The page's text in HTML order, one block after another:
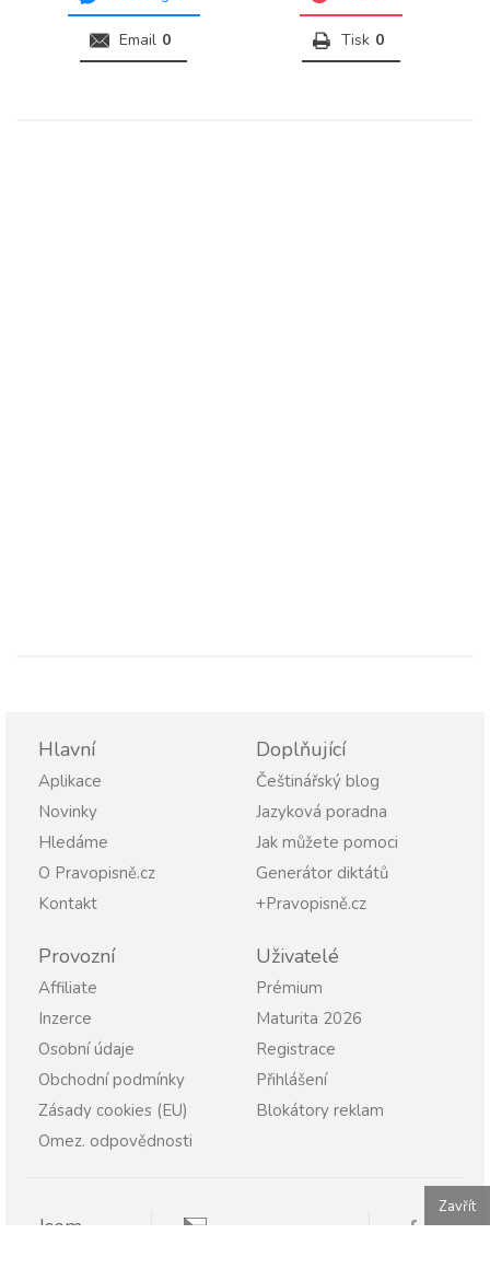
Email 0 Tisk 0
Hlavní
Aplikace
Novinky
Hledáme
O Pravopisně.cz
Kontakt
Doplňující
Češtinářský blog
Jazyková poradna
Jak můžete pomoci
Generátor diktátů
+Pravopisně.cz
Provozní
Affiliate
Inzerce
Osobní údaje
Obchodní podmínky
Zásady cookies (EU)
Omez. odpovědnosti
Uživatelé
Prémium
Maturita 2026
Registrace
Přihlášení
Blokátory reklam
Jsem
Zavřít